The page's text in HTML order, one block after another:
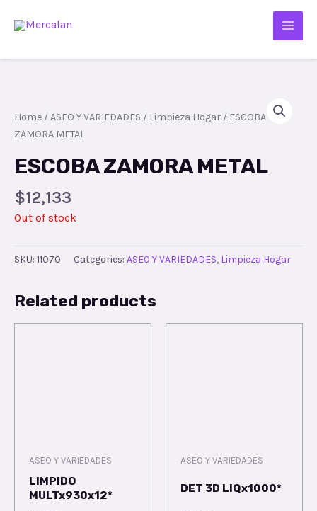
Home /ASEO Y VARIEDADES / Limpieza Hogar / ESCOBA
ZAMORA METAL
ESCOBA ZAMORA METAL
$12,133
Out of stock
SKU: 11070 Categories: ASEO Y VARIEDADES, Limpieza Hogar
Related products
ASEO Y VARIEDADES
LIMPIDO
MULTx930x12*
ASEO Y VARIEDADES
DET 3D LIQx1000*